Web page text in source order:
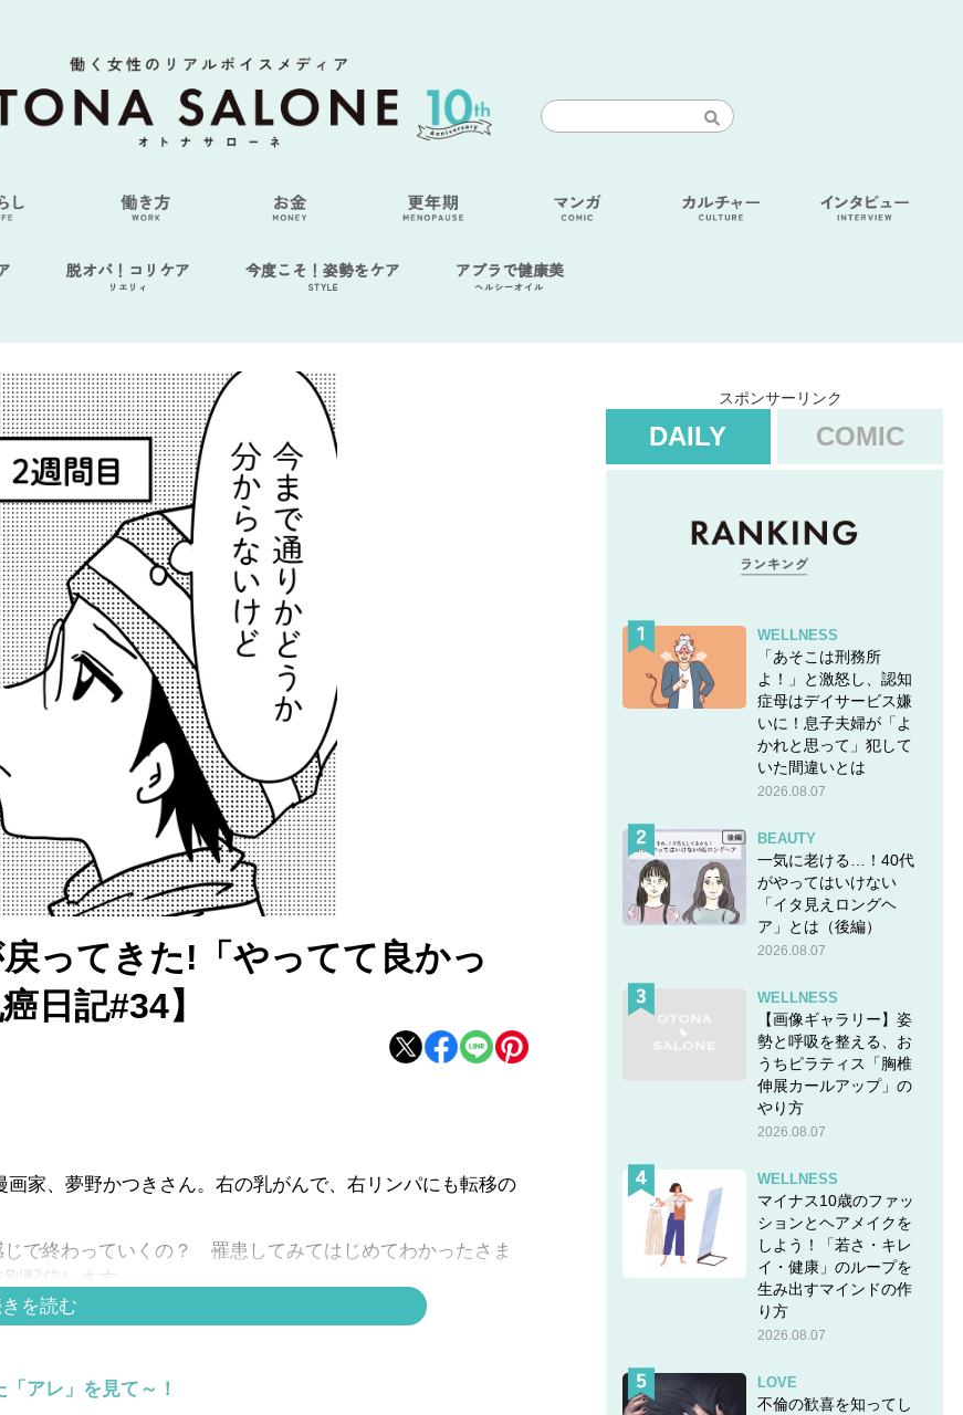
脱オバ！コリケア
リエリィ
今度こそ！姿勢をケア
STYLE
アブラで健康美
ヘルシーオイル
ってきた!「やってて良かっ
日記#34】
家、夢野かつきさん。右の乳がんで、右リンパにも転移の
終わっていくの？ 罹患してみてはじめてわかったさま
配信します。
を読む
アレ」を見て～！
スポンサーリンク
DAILY COMIC
WELLNESS
「あそこは刑務所
よ！」と激怒し、認知
症母はデイサービス嫌
いに！息子夫婦が「よ
かれと思って」犯して
いた間違いとは
2026.08.07
BEAUTY
一気に老ける…！40代
がやってはいけない
「イタ見えロングヘ
ア」とは（後編）
2026.08.07
WELLNESS
【画像ギャラリー】姿
勢と呼吸を整える、お
うちピラティス「胸椎
伸展カールアップ」の
やり方
2026.08.07
WELLNESS
マイナス10歳のファッ
ションとヘアメイクを
しよう！「若さ・キレ
イ・健康」のループを
生み出すマインドの作
り方
2026.08.07
LOVE
不倫の歓喜を知ってし